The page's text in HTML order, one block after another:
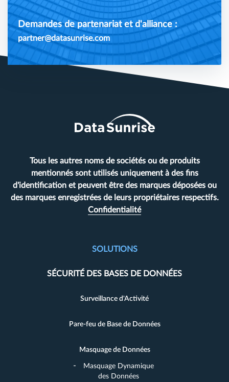
Demandes de partenariat et d'alliance :
partner@datasunrise.com
Tous les autres noms de sociétés ou de produits
mentionnés sont utilisés uniquement à des fins
d'identification et peuvent être des marques déposées ou
des marques enregistrées de leurs propriétaires respectifs.
Confidentialité
SOLUTIONS
SÉCURITÉ DES BASES DE DONNÉES
Surveillance d'Activité
Pare-feu de Base de Données
Masquage de Données
Masquage Dynamique
des Données